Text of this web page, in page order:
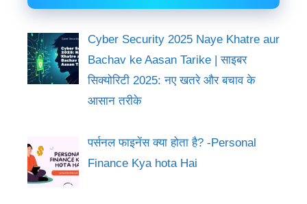
Cyber Security 2025 Naye Khatre aur
Bachav ke Aasan Tarike | साइबर
सिक्योरिटी 2025: नए खतरे और बचाव के
आसान तरीके
पर्सनल फाइनेंस क्या होता है? -Personal
Finance Kya hota Hai